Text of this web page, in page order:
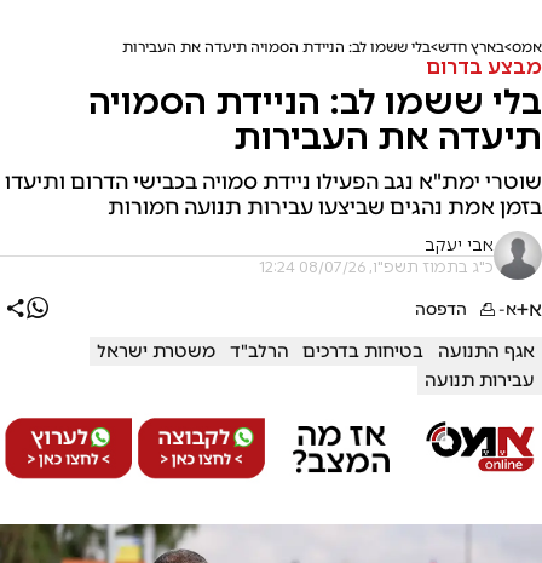
אמס בארץ חדש בלי ששמו לב: הניידת הסמויה תיעדה את העבירות
מבצע בדרום
בלי ששמו לב: הניידת הסמויה
תיעדה את העבירות
שוטרי ימת"א נגב הפעילו ניידת סמויה בכבישי הדרום ותיעדו
בזמן אמת נהגים שביצעו עבירות תנועה חמורות
אבי יעקב
כ"ג בתמוז תשפ"ו, 08/07/26 12:24
א+א- הדפסה
אגף התנועה בטיחות בדרכים הרלב"ד
משטרת ישראל
עבירות תנועה